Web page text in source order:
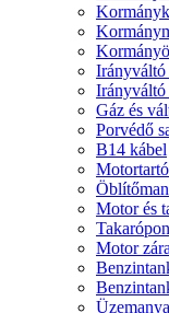
Irányváltó
Gáz és
Porvédő
B14 kábel
Motor és
Motor